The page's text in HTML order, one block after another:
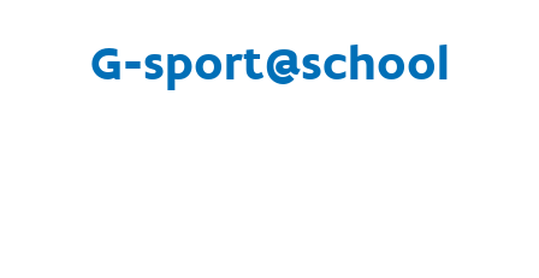
G-sport@school